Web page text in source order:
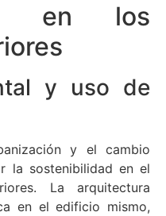
en los
y uso de
y el cambio
la sostenibilidad en el
La arquitectura
en el edificio mismo,